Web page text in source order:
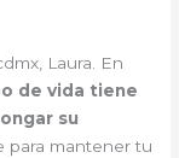
Laura. En
de vida tiene
su
para mantener tu